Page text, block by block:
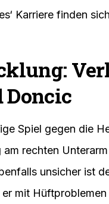
Karriere finden
Doncic
Spiel gegen die
rechten
unsicher ist
mit